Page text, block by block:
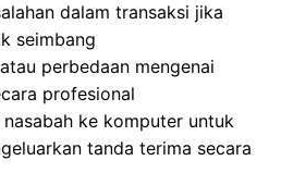
dalam transaksi jika
seimbang
perbedaan mengenai
profesional
ke komputer untuk
tanda terima secara